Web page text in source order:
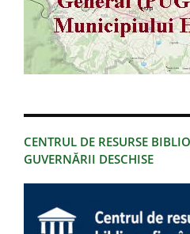
CENTRUL DE RESURSE
GUVERNĂRII DESCHISE